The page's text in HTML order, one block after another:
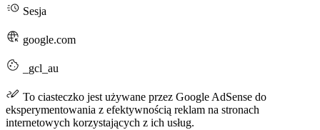
Sesja
google.com
_gcl_au
To ciasteczko jest używane przez Google AdSense do
eksperymentowania z efektywnością reklam na stronach
internetowych korzystających z ich usług.